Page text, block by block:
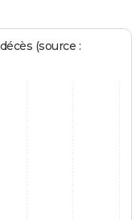
(source :